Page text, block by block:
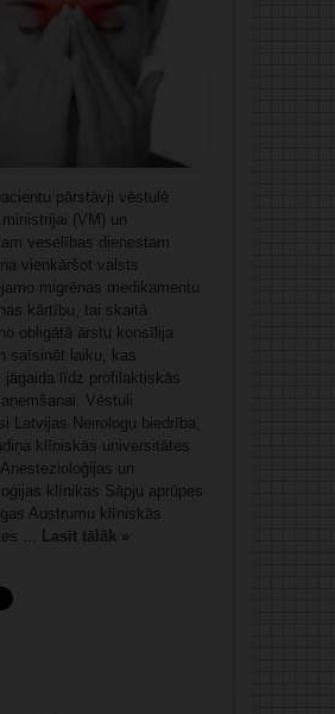
pārstāvji vēstulē
(VM) un
veselības dienestam
vienkāršot valsts
migrēnas medikamentu
kārtību, tai skaitā
obligātā ārstu konsīlija
saīsināt laiku, kas
jāgaida līdz profilaktiskās
Vēstuli
Latvijas Neirologu biedrība,
klīniskās universitātes
un
klīnikas Sāpju aprūpes
Austrumu klīniskās
...
Lasīt tālāk »